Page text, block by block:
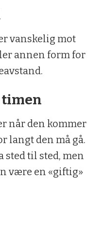
vanskelig mot
annen form for
timen
når den kommer
langt den må gå.
til sted, men
være en «giftig»